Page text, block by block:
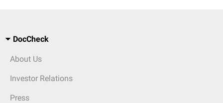
DocCheck
About Us
Investor Relations
Press